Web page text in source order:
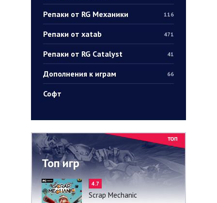
Репаки от RG Механики 116
Репаки от xatab 471
Репаки от RG Catalyst 41
Дополнения к играм 66
Софт
Топ игр
4.7
Scrap Mechanic